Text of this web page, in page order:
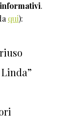
.
qui):
Linda”